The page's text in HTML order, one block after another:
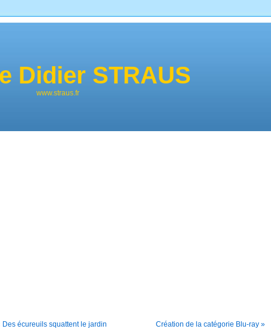
Didier STRAUS
www.straus.fr
Des écureuils squattent le jardin Création de la catégorie Blu-ray »